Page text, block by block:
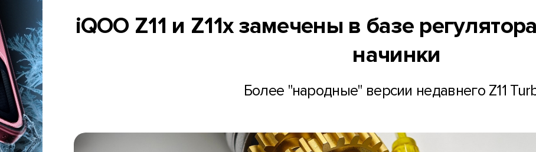
iQOO Z11 и Z11x замечены в базе
начинки
Более "народные" версии недавнего Z11